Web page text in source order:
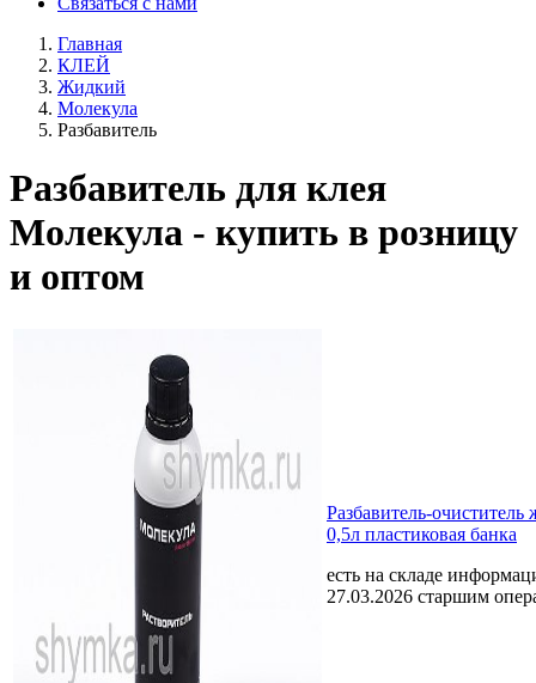
Главная
КЛЕЙ
Жидкий
Молекула
Разбавитель
Разбавитель для клея
Молекула - купить в розницу
и оптом
Разбавитель-
0,5л пластиковая банка
есть на складе
27.03.2026 старшим